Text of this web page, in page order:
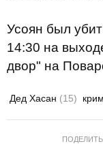
Усоян был
14:30 на
двор" на
Дед Хасан (15)